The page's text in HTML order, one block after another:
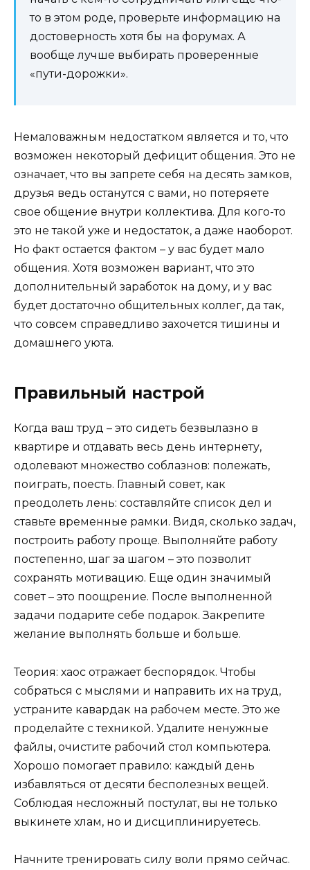
то в этом роде, проверьте информацию на
достоверность хотя бы на форумах. А
вообще лучше выбирать проверенные
«пути-дорожки».
Немаловажным недостатком является и то, что
возможен некоторый дефицит общения. Это не
означает, что вы запрете себя на десять замков,
друзья ведь останутся с вами, но потеряете
свое общение внутри коллектива. Для кого-то
это не такой уже и недостаток, а даже наоборот.
Но факт остается фактом – у вас будет мало
общения. Хотя возможен вариант, что это
дополнительный заработок на дому, и у вас
будет достаточно общительных коллег, да так,
что совсем справедливо захочется тишины и
домашнего уюта.
Правильный настрой
Когда ваш труд – это сидеть безвылазно в
квартире и отдавать весь день интернету,
одолевают множество соблазнов: полежать,
поиграть, поесть. Главный совет, как
преодолеть лень: составляйте список дел и
ставьте временные рамки. Видя, сколько задач,
построить работу проще. Выполняйте работу
постепенно, шаг за шагом – это позволит
сохранять мотивацию. Еще один значимый
совет – это поощрение. После выполненной
задачи подарите себе подарок. Закрепите
желание выполнять больше и больше.
Теория: хаос отражает беспорядок. Чтобы
собраться с мыслями и направить их на труд,
устраните кавардак на рабочем месте. Это же
проделайте с техникой. Удалите ненужные
файлы, очистите рабочий стол компьютера.
Хорошо помогает правило: каждый день
избавляться от десяти бесполезных вещей.
Соблюдая несложный постулат, вы не только
выкинете хлам, но и дисциплинируетесь.
Начните тренировать силу воли прямо сейчас.